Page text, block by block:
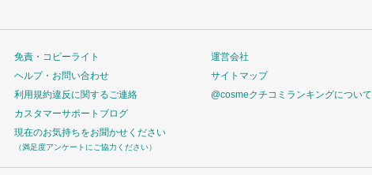
免責・コピーライト
ヘルプ・お問い合わせ
利用規約違反に関するご連絡
カスタマーサポートブログ
現在のお気持ちをお聞かせください
（満足度アンケートにご協力ください）
運営会社
サイトマップ
@cosmeクチコミランキングについて